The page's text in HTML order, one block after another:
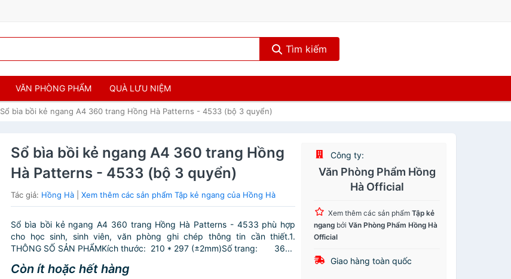
Tìm kiếm
VĂN PHÒNG PHẨM QUÀ LƯU NIỆM
Sổ bìa bồi kẻ ngang A4 360 trang Hồng Hà Patterns - 4533 (bộ 3 quyển)
Sổ bìa bồi kẻ ngang A4 360 trang Hồng
Hà Patterns - 4533 (bộ 3 quyển)
Tác giả: Hồng Hà |Xem thêm các sản phẩm Tập kẻ ngang của Hồng Hà
Sổ bìa bồi kẻ ngang A4 360 trang Hồng Hà Patterns - 4533 phù hợp
cho học sinh, sinh viên, văn phòng ghi chép thông tin cần thiết.1.
THÔNG SỐ SẢN PHẨMKích thước: 210 * 297 (±2mm)Số trang: 36...
Còn ít hoặc hết hàng
Công ty:
Văn Phòng Phẩm Hồng
Hà Official
Xem thêm các sản phẩmTập kẻ
ngang bởiVăn Phòng Phẩm Hồng Hà
Official
Giao hàng toàn quốc